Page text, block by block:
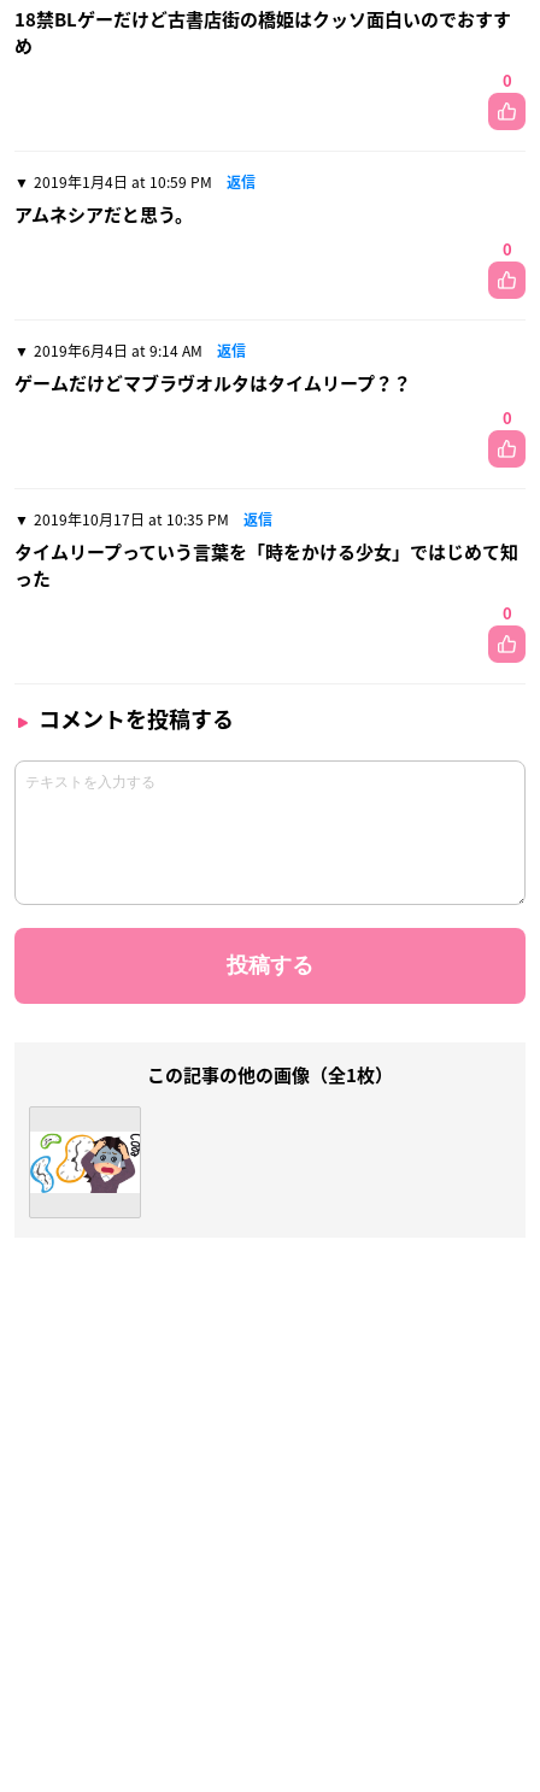
18禁BLゲーだけど古書店街の橋姫はクッソ面白いのでおすす
め
0
2019年1月4日 at 10:59 PM 返信
アムネシアだと思う。
0
2019年6月4日 at 9:14 AM 返信
ゲームだけどマブラヴオルタはタイムリープ？？
0
2019年10月17日 at 10:35 PM 返信
タイムリープっていう言葉を「時をかける少女」ではじめて知
った
0
コメントを投稿する
この記事の他の画像（全1枚）